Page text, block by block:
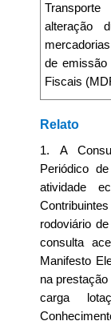
alteração
de emissão
Fiscais
Relato
1. A
Periódico
atividade
rodoviário
consulta
Manifesto
na
carga